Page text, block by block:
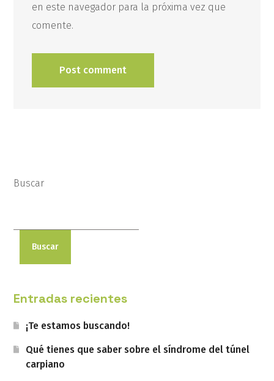
en este navegador para la próxima vez que
comente.
Buscar
Buscar
Entradas recientes
¡Te estamos buscando!
Qué tienes que saber sobre el síndrome del túnel
carpiano